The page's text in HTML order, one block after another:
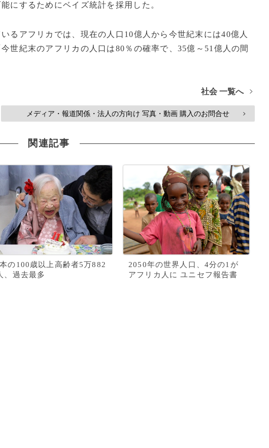
にするためにベイズ統計を採用した。
るアフリカでは、現在の人口10億人から今世紀末には40億人
世紀末のアフリカの人口は80％の確率で、35億～51億人の間
社会 一覧へ >
メディア・報道関係・法人の方向け 写真・動画 購入のお問合せ >
関連記事
の100歳以上高齢者5万882
、過去最多
2050年の世界人口、4分の1が
アフリカ人に ユニセフ報告書